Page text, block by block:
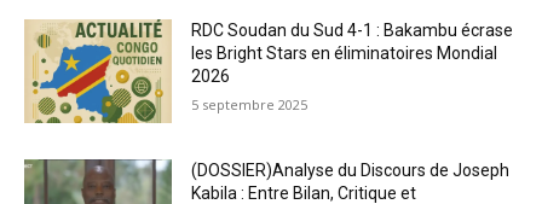
RDC Soudan du Sud 4-1 : Bakambu écrase
les Bright Stars en éliminatoires Mondial
2026
5 septembre 2025
(DOSSIER)Analyse du Discours de Joseph
Kabila : Entre Bilan, Critique et